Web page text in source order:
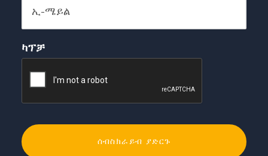
ካፕቻ